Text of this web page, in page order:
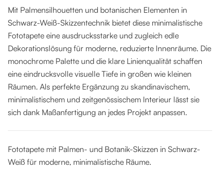
Mit Palmensilhouetten und botanischen Elementen in
Schwarz-Weiß-Skizzentechnik bietet diese minimalistische
Fototapete eine ausdrucksstarke und zugleich edle
Dekorationslösung für moderne, reduzierte Innenräume. Die
monochrome Palette und die klare Linienqualität schaffen
eine eindrucksvolle visuelle Tiefe in großen wie kleinen
Räumen. Als perfekte Ergänzung zu skandinavischem,
minimalistischem und zeitgenössischem Interieur lässt sie
sich dank Maßanfertigung an jedes Projekt anpassen.
Fototapete mit Palmen- und Botanik-Skizzen in Schwarz-
Weiß für moderne, minimalistische Räume.